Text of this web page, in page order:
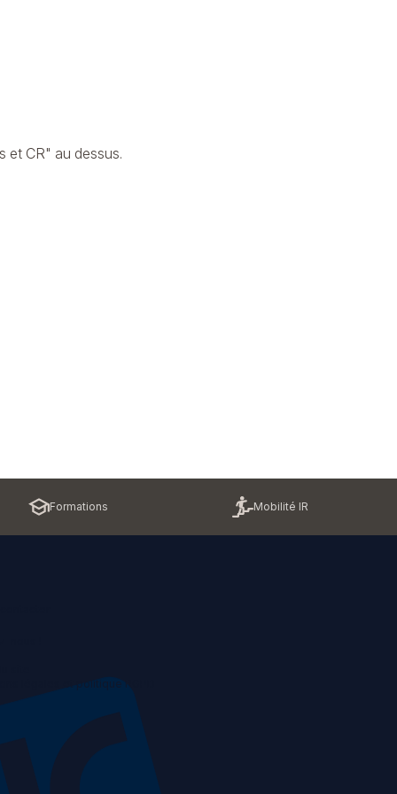
et CR" au dessus.
Formations Mobilité IR